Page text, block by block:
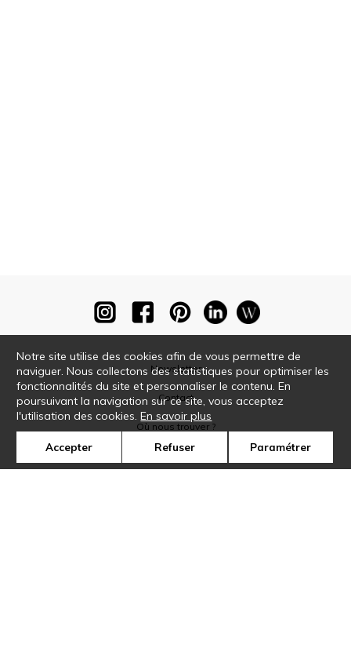
Newsletter
Contact
Où nous trouver ?
Notre site utilise des cookies afin de vous permettre de
naviguer. Nous collectons des statistiques pour optimiser les
fonctionnalités du site et personnaliser le contenu. En
poursuivant la navigation sur ce site, vous acceptez
l'utilisation des cookies.En savoir plus
Accepter Refuser Paramétrer